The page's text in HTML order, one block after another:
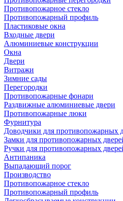
Противопожарное стекло
Противопожарный профиль
Пластиковые окна
Входные двери
Алюминиевые конструкции
Окна
Двери
Витражи
Зимние сады
Перегородки
Противопожарные фонари
Раздвижные алюминиевые двери
Противопожарные люки
Фурнитура
Доводчики для противопожарных
Замки для противопожарных
Ручки для противопожарных
Антипаника
Выпадающий порог
Производство
Противопожарное стекло
Противопожарный профиль